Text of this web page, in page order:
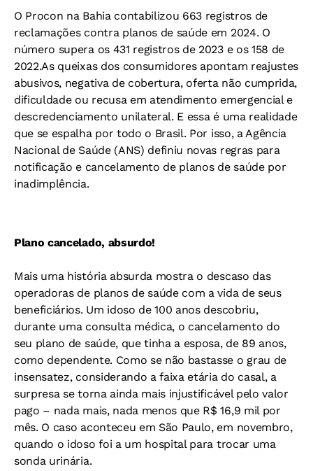
O Procon na Bahia contabilizou 663 registros de
reclamações contra planos de saúde em 2024. O
número supera os 431 registros de 2023 e os 158 de
2022.As queixas dos consumidores apontam reajustes
abusivos, negativa de cobertura, oferta não cumprida,
dificuldade ou recusa em atendimento emergencial e
descredenciamento unilateral. E essa é uma realidade
que se espalha por todo o Brasil. Por isso, a Agência
Nacional de Saúde (ANS) definiu novas regras para
notificação e cancelamento de planos de saúde por
inadimplência.
Plano cancelado, absurdo!
Mais uma história absurda mostra o descaso das
operadoras de planos de saúde com a vida de seus
beneficiários. Um idoso de 100 anos descobriu,
durante uma consulta médica, o cancelamento do
seu plano de saúde, que tinha a esposa, de 89 anos,
como dependente. Como se não bastasse o grau de
insensatez, considerando a faixa etária do casal, a
surpresa se torna ainda mais injustificável pelo valor
pago – nada mais, nada menos que R$ 16,9 mil por
mês. O caso aconteceu em São Paulo, em novembro,
quando o idoso foi a um hospital para trocar uma
sonda urinária.